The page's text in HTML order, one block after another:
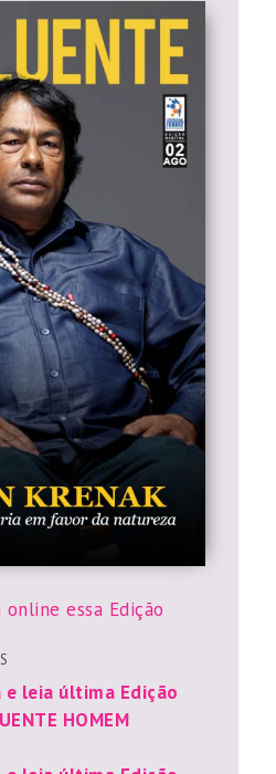
essa Edição
e leia última Edição
HOMEM